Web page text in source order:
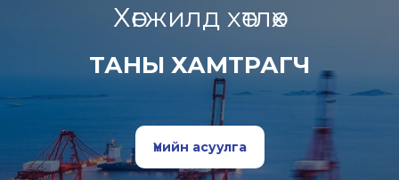
Хөгжилд хөтлөх
ТАНЫ ХАМТРАГЧ
Үнийн асуулга